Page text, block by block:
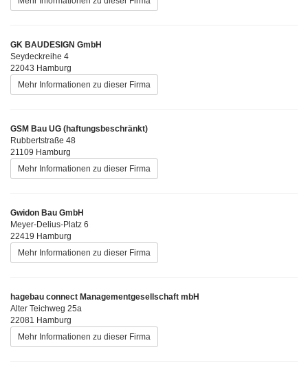
GK BAUDESIGN GmbH
Seydeckreihe 4
22043 Hamburg
Mehr Informationen zu dieser Firma
GSM Bau UG (haftungsbeschränkt)
Rubbertstraße 48
21109 Hamburg
Mehr Informationen zu dieser Firma
Gwidon Bau GmbH
Meyer-Delius-Platz 6
22419 Hamburg
Mehr Informationen zu dieser Firma
hagebau connect Managementgesellschaft mbH
Alter Teichweg 25a
22081 Hamburg
Mehr Informationen zu dieser Firma